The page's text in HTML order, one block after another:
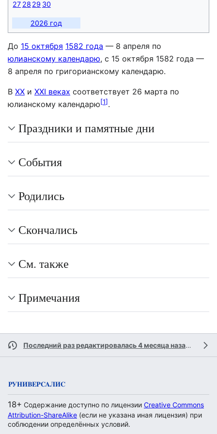
27 28 29 30
2026 год
До 15 октября 1582 года — 8 апреля по
юлианскому календарю, с 15 октября 1582 года —
8 апреля по григорианскому календарю.
В XX и XXI веках соответствует 26 марта по
юлианскому календарю[1].
Праздники и памятные дни
События
Родились
Скончались
См. также
Примечания
Последний раз редактировалась 4 месяца назад
18+ Содержание доступно по лицензии Creative Commons
Attribution-ShareAlike (если не указана иная лицензия) при
соблюдении определённых условий.